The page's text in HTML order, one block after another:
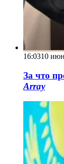
16:0310
За что
Array